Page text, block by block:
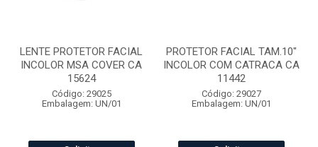
LENTE PROTETOR FACIAL
INCOLOR MSA COVER CA
15624
Código: 29025
Embalagem: UN/01
PROTETOR FACIAL TAM.10"
INCOLOR COM CATRACA CA
11442
Código: 29027
Embalagem: UN/01